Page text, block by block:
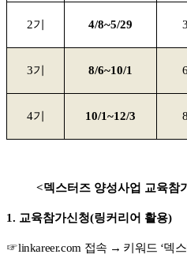
2기 4/8~5/29
3기 8/6~10/1
4기 10/1~12/3
<덱스터즈 양성사업 교육참
1. 교육참가신청(링커리어 활용)
☞linkareer.com 접속 → 키워드 ‘덱